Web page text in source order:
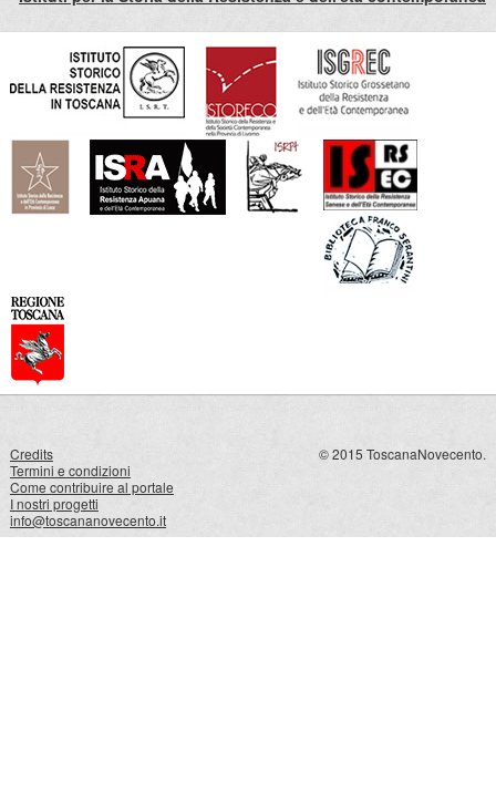
Credits
Termini e condizioni
Come contribuire al portale
I nostri progetti
info@toscananovecento.it
© 2015 ToscanaNovecento.